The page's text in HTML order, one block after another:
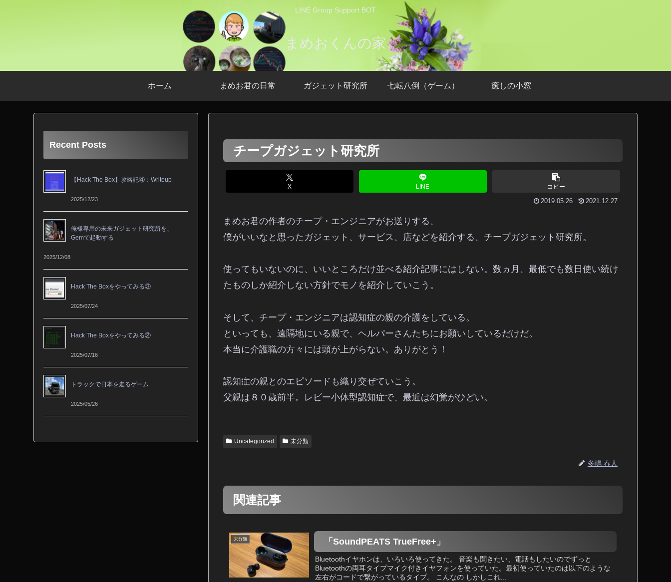
LINE Group Support BOT
まめおくんの家
ホーム まめお君の日常 ガジェット研究所 七転八倒（ゲーム） 癒しの小窓
チープガジェット研究所
X LINE コピー
2019.05.26 2021.12.27
まめお君の作者のチープ・エンジニアがお送りする、
僕がいいなと思ったガジェット、サービス、店などを紹介する、チープガジェット研究所。
使ってもいないのに、いいところだけ並べる紹介記事にはしない。数ヵ月、最低でも数日使い続け
たものしか紹介しない方針でモノを紹介していこう。
そして、チープ・エンジニアは認知症の親の介護をしている。
といっても、遠隔地にいる親で、ヘルパーさんたちにお願いしているだけだ。
本当に介護職の方々には頭が上がらない。ありがとう！
認知症の親とのエピソードも織り交ぜていこう。
父親は８０歳前半。レビー小体型認知症で、最近は幻覚がひどい。
Uncategorized 未分類
多嶋 春人
関連記事
未分類 「SoundPEATS TrueFree+」
Bluetoothイヤホンは、いろいろ使ってきた。 音楽も聞きたい、電話もしたいのでずっと
Bluetoothの両耳タイプマイク付きイヤフォンを使っていた。最初使っていたのは以下のような
左右がコードで繋がっているタイプ。 こんなの しかしこれ...
Recent Posts
【Hack The Box】攻略記④：Writeup
2025/12/23
俺様専用の未来ガジェット研究所を、
Gemで起動する
2025/12/08
Hack The Boxをやってみる③
2025/07/24
Hack The Boxをやってみる②
2025/07/16
トラックで日本を走るゲーム
2025/05/26